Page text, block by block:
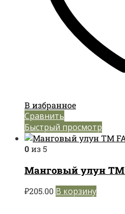
В избранное
Сравнить
Быстрый просмотр
0из 5
Манговый улун TM
₽205.00 В корзину